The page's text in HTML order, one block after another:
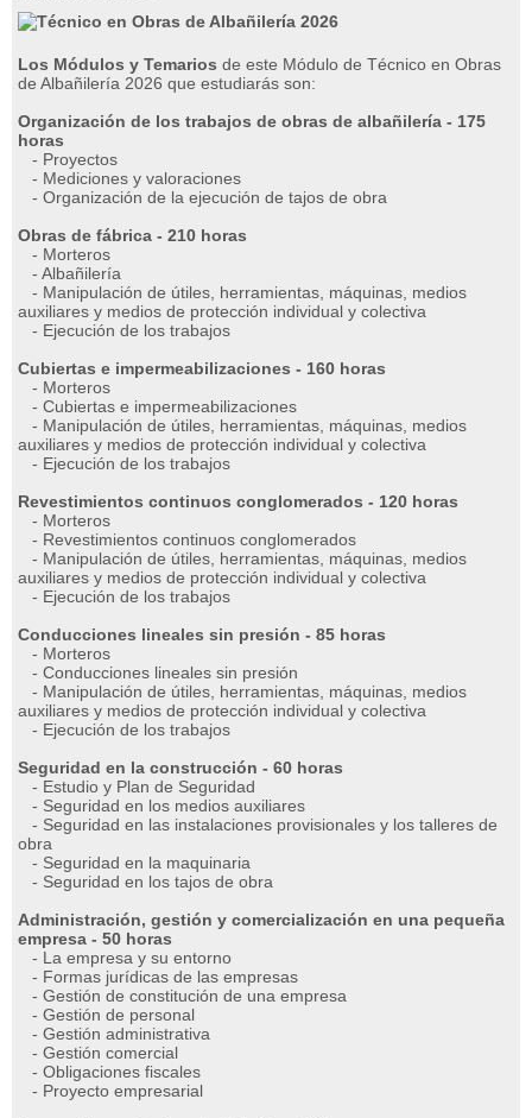
Los Módulos y Temarios de este Módulo de Técnico en Obras
de Albañilería 2026 que estudiarás son:
Organización de los trabajos de obras de albañilería - 175
horas
- Proyectos
- Mediciones y valoraciones
- Organización de la ejecución de tajos de obra
Obras de fábrica - 210 horas
- Morteros
- Albañilería
- Manipulación de útiles, herramientas, máquinas, medios
auxiliares y medios de protección individual y colectiva
- Ejecución de los trabajos
Cubiertas e impermeabilizaciones - 160 horas
- Morteros
- Cubiertas e impermeabilizaciones
- Manipulación de útiles, herramientas, máquinas, medios
auxiliares y medios de protección individual y colectiva
- Ejecución de los trabajos
Revestimientos continuos conglomerados - 120 horas
- Morteros
- Revestimientos continuos conglomerados
- Manipulación de útiles, herramientas, máquinas, medios
auxiliares y medios de protección individual y colectiva
- Ejecución de los trabajos
Conducciones lineales sin presión - 85 horas
- Morteros
- Conducciones lineales sin presión
- Manipulación de útiles, herramientas, máquinas, medios
auxiliares y medios de protección individual y colectiva
- Ejecución de los trabajos
Seguridad en la construcción - 60 horas
- Estudio y Plan de Seguridad
- Seguridad en los medios auxiliares
- Seguridad en las instalaciones provisionales y los talleres de
obra
- Seguridad en la maquinaria
- Seguridad en los tajos de obra
Administración, gestión y comercialización en una pequeña
empresa - 50 horas
- La empresa y su entorno
- Formas jurídicas de las empresas
- Gestión de constitución de una empresa
- Gestión de personal
- Gestión administrativa
- Gestión comercial
- Obligaciones fiscales
- Proyecto empresarial